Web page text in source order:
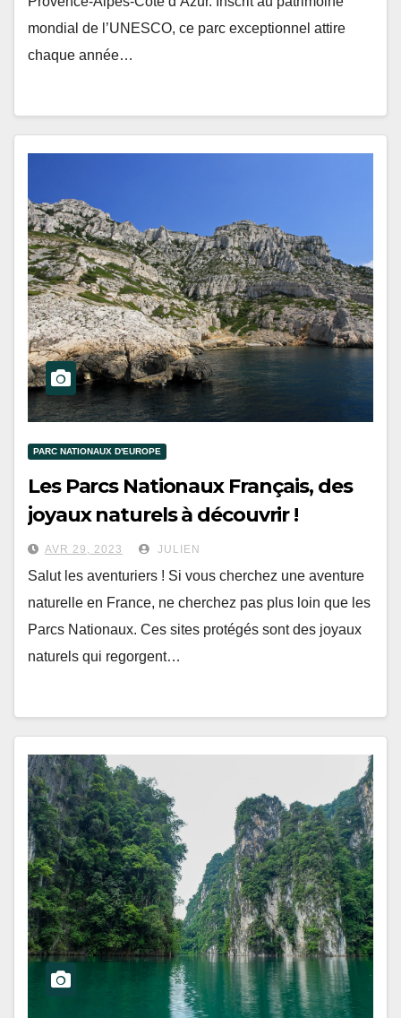
mondial de l’UNESCO, ce parc exceptionnel attire
chaque année…
PARC NATIONAUX D'EUROPE
Les Parcs Nationaux Français, des
joyaux naturels à découvrir !
AVR 29, 2023 JULIEN
Salut les aventuriers ! Si vous cherchez une aventure
naturelle en France, ne cherchez pas plus loin que les
Parcs Nationaux. Ces sites protégés sont des joyaux
naturels qui regorgent…